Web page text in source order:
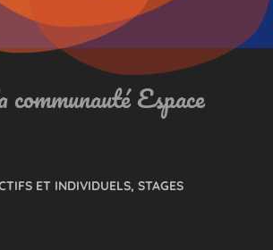
communauté Espace
ET INDIVIDUELS, STAGES